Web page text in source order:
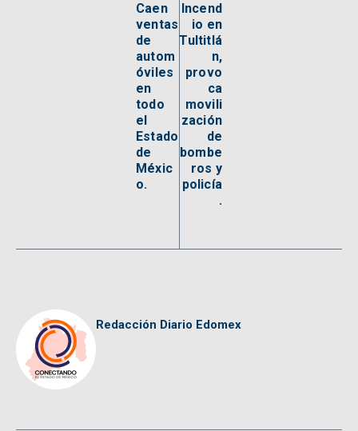
Caen
ventas
de
autom
óviles
en
todo
el
Estado
de
Méxic
o.
Incend
io en
Tultitlá
n,
provo
ca
movili
zación
de
bombe
ros y
policía
.
Redacción Diario Edomex